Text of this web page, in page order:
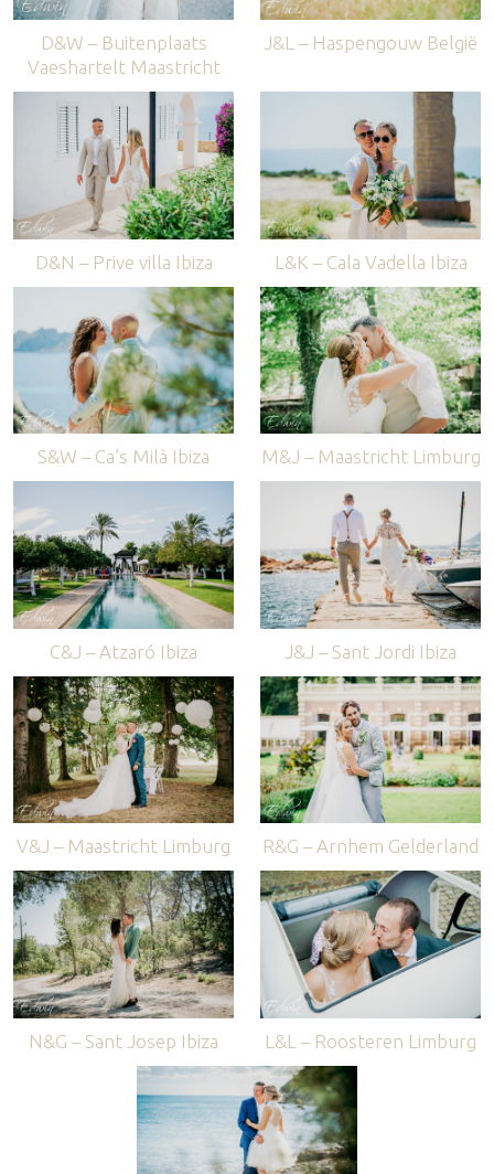
D&W – Buitenplaats
Vaeshartelt Maastricht
J&L – Haspengouw België
D&N – Prive villa Ibiza L&K – Cala Vadella Ibiza
S&W – Ca’s Milà Ibiza M&J – Maastricht Limburg
C&J – Atzaró Ibiza J&J – Sant Jordi Ibiza
V&J – Maastricht Limburg R&G – Arnhem Gelderland
N&G – Sant Josep Ibiza L&L – Roosteren Limburg